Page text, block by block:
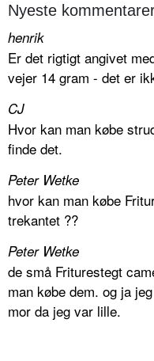
Nyeste
henrik
Er det rigtigt angivet
vejer 14 gram - det er
CJ
Hvor kan man købe
finde det.
Peter Wetke
hvor kan man købe
trekantet ??
Peter Wetke
de små Friturestegt
man købe dem. og ja
mor da jeg var lille.